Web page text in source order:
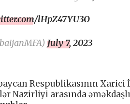
lHpZ47YU3O
July 7, 2023
Respublikasının
Nazirliyi arasında